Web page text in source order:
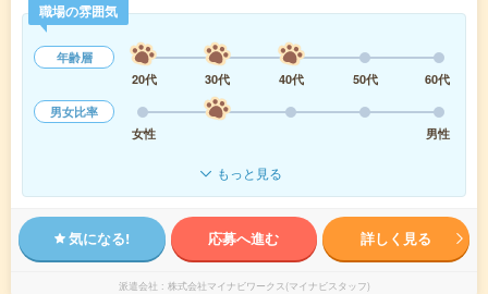
職場の雰囲気
年齢層
20代
30代 40代 50代
60代
男女比率
女性
男性
もっと見る
気になる! 応募へ進む 詳しく見る
派遣会社 株式会社マイナビワークス(マイナビスタッフ)